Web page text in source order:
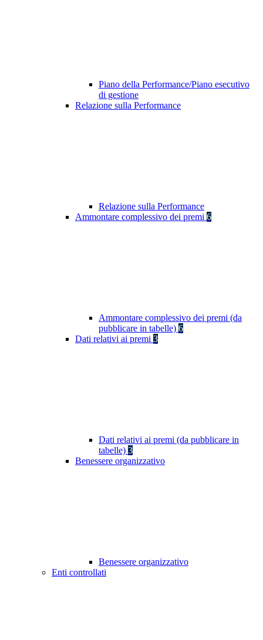
Piano della Performance/Piano esecutivo
di gestione
Relazione sulla Performance
Relazione sulla Performance
Ammontare complessivo dei premi 6
Ammontare complessivo dei premi (da
pubblicare in tabelle) 6
Dati relativi ai premi 3
Dati relativi ai premi (da pubblicare in
tabelle) 3
Benessere organizzativo
Benessere organizzativo
Enti controllati